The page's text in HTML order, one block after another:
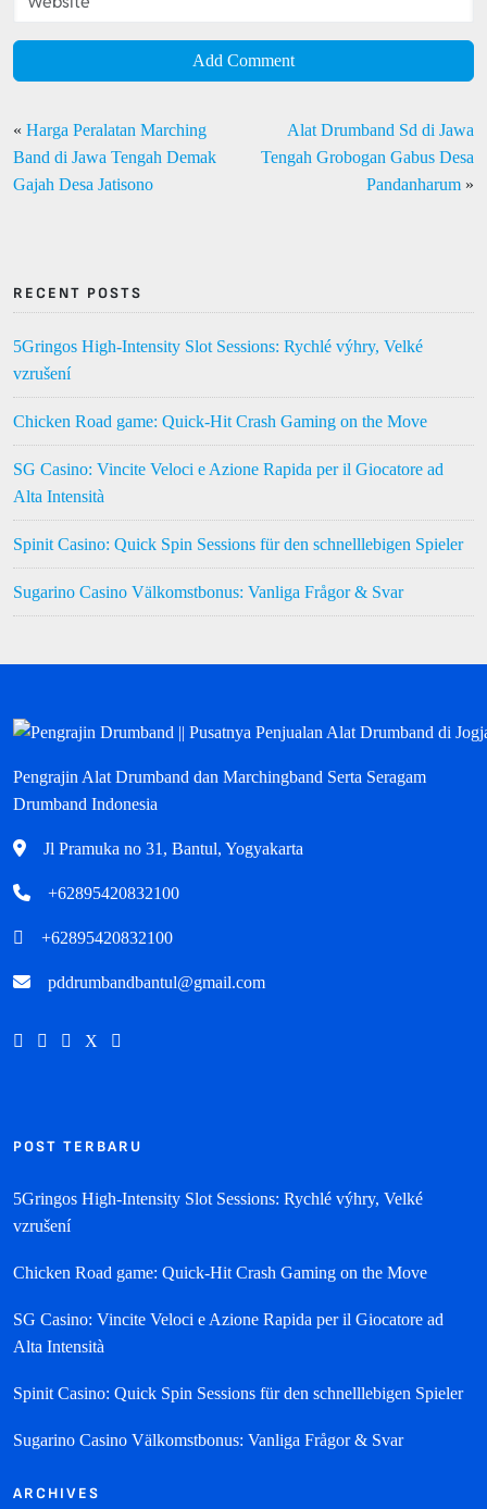
Add Comment
« Harga Peralatan Marching
Band di Jawa Tengah Demak
Gajah Desa Jatisono
Alat Drumband Sd di Jawa
Tengah Grobogan Gabus Desa
Pandanharum »
RECENT POSTS
5Gringos High‑Intensity Slot Sessions: Rychlé výhry, Velké
vzrušení
Chicken Road game: Quick‑Hit Crash Gaming on the Move
SG Casino: Vincite Veloci e Azione Rapida per il Giocatore ad
Alta Intensità
Spinit Casino: Quick Spin Sessions für den schnelllebigen Spieler
Sugarino Casino Välkomstbonus: Vanliga Frågor & Svar
Pengrajin Alat Drumband dan Marchingband Serta Seragam
Drumband Indonesia
Jl Pramuka no 31, Bantul, Yogyakarta
+62895420832100
+62895420832100
pddrumbandbantul@gmail.com
POST TERBARU
5Gringos High‑Intensity Slot Sessions: Rychlé výhry, Velké
vzrušení
Chicken Road game: Quick‑Hit Crash Gaming on the Move
SG Casino: Vincite Veloci e Azione Rapida per il Giocatore ad
Alta Intensità
Spinit Casino: Quick Spin Sessions für den schnelllebigen Spieler
Sugarino Casino Välkomstbonus: Vanliga Frågor & Svar
ARCHIVES